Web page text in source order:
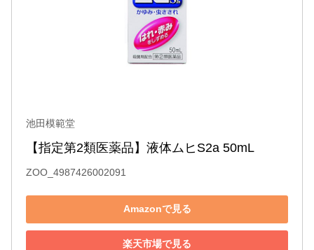
池田模範堂
【指定第2類医薬品】液体ムヒS2a 50mL
ZOO_4987426002091
Amazonで見る
楽天市場で見る